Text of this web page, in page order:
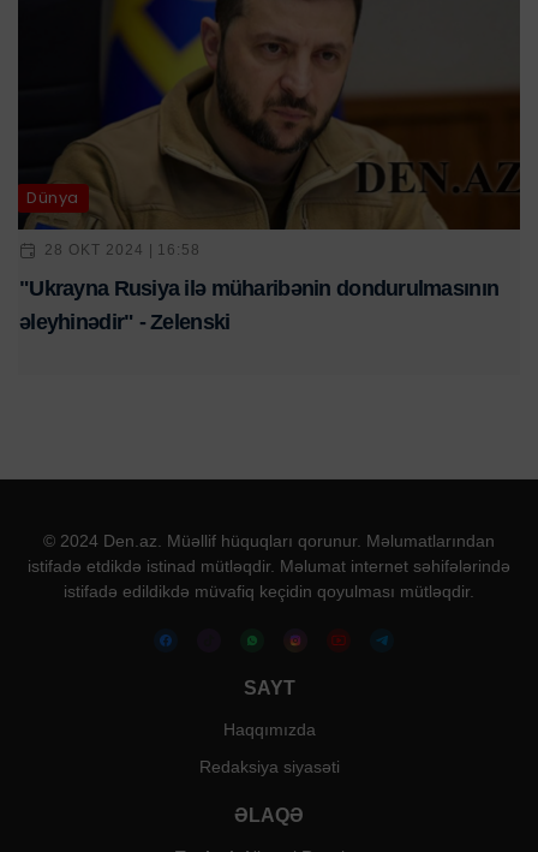
Dünya
28 OKT 2024 | 16:58
"Ukrayna Rusiya ilə müharibənin dondurulmasının
əleyhinədir" - Zelenski
© 2024 Den.az. Müəllif hüquqları qorunur. Məlumatlarından
istifadə etdikdə istinad mütləqdir. Məlumat internet səhifələrində
istifadə edildikdə müvafiq keçidin qoyulması mütləqdir.
SAYT
Haqqımızda
Redaksiya siyasəti
ƏLAQƏ